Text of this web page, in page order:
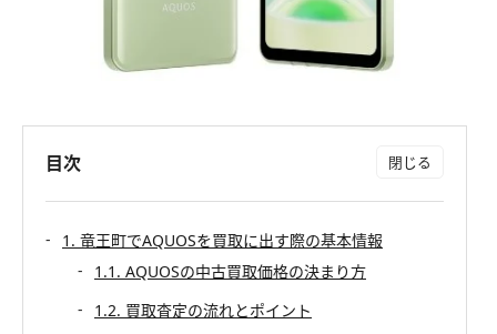
目次
1. 竜王町でAQUOSを買取に出す際の基本情報
1.1. AQUOSの中古買取価格の決まり方
1.2. 買取査定の流れとポイント